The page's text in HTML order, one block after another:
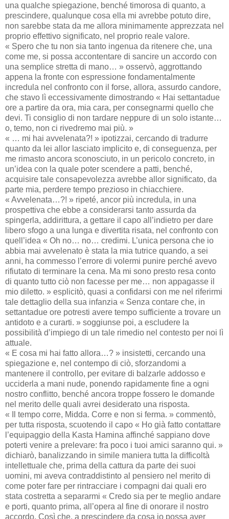
una qualche spiegazione, benché timorosa di quanto, a
prescindere, qualunque cosa ella mi avrebbe potuto dire,
non sarebbe stata da me allora minimamente apprezzata nel
proprio effettivo significato, nel proprio reale valore.
« Spero che tu non sia tanto ingenua da ritenere che, una
come me, si possa accontentare di sancire un accordo con
una semplice stretta di mano… » osservò, aggrottando
appena la fronte con espressione fondamentalmente
incredula nel confronto con il forse, allora, assurdo candore,
che stavo lì eccessivamente dimostrando « Hai settantadue
ore a partire da ora, mia cara, per consegnarmi quello che
devi. Ti consiglio di non tardare neppure di un solo istante…
o, temo, non ci rivedremo mai più. »
« … mi hai avvelenata?! » ipotizzai, cercando di tradurre
quanto da lei allor lasciato implicito e, di conseguenza, per
me rimasto ancora sconosciuto, in un pericolo concreto, in
un’idea con la quale poter scendere a patti, benché,
acquisire tale consapevolezza avrebbe allor significato, da
parte mia, perdere tempo prezioso in chiacchiere.
« Avvelenata…?! » ripeté, ancor più incredula, in una
prospettiva che ebbe a considerarsi tanto assurda da
spingerla, addirittura, a gettare il capo all’indietro per dare
libero sfogo a una lunga e divertita risata, nel confronto con
quell’idea « Oh no… no… credimi. L’unica persona che io
abbia mai avvelenato è stata la mia tutrice quando, a sei
anni, ha commesso l’errore di volermi punire perché avevo
rifiutato di terminare la cena. Ma mi sono presto resa conto
di quanto tutto ciò non facesse per me… non appagasse il
mio diletto. » esplicitò, quasi a confidarsi con me nel riferirmi
tale dettaglio della sua infanzia « Senza contare che, in
settantadue ore potresti avere tempo sufficiente a trovare un
antidoto e a curarti. » soggiunse poi, a escludere la
possibilità d’impiego di un tale rimedio nel contesto per noi lì
attuale.
« E cosa mi hai fatto allora…? » insistetti, cercando una
spiegazione e, nel contempo di ciò, sforzandomi a
mantenere il controllo, per evitare di balzarle addosso e
ucciderla a mani nude, ponendo rapidamente fine a ogni
nostro conflitto, benché ancora troppe fossero le domande
nel merito delle quali avrei desiderato una risposta.
« Il tempo corre, Midda. Corre e non si ferma. » commentò,
per tutta risposta, scuotendo il capo « Ho già fatto contattare
l’equipaggio della Kasta Hamina affinché sappiano dove
poterti venire a prelevare: fra poco i tuoi amici saranno qui. »
dichiarò, banalizzando in simile maniera tutta la difficoltà
intellettuale che, prima della cattura da parte dei suoi
uomini, mi aveva contraddistinto al pensiero nel merito di
come poter fare per rintracciare i compagni dai quali ero
stata costretta a separarmi « Credo sia per te meglio andare
e porti, quanto prima, all’opera al fine di onorare il nostro
accordo. Così che, a prescindere da cosa io possa aver